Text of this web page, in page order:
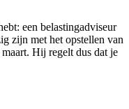
een belastingadviseur
zijn met het opstellen van
Hij regelt dus dat je